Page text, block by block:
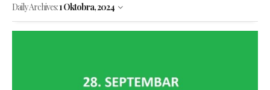
Daily Archives:1 Oktobra, 2024